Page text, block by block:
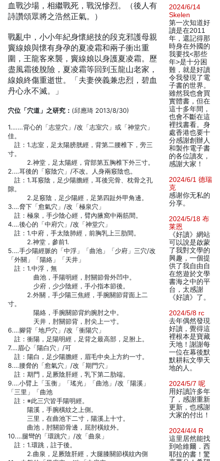
血戰沙場，相繼戰死，戰況慘烈。（後人有
詩讚頌眾將之浩然正氣。）
戰亂中，小小年紀身懷絕技的段克邪護母親
竇線娘與懷有身孕的夏凌霜和兩子衝出重
圍，王龍客來襲，竇線娘以身護夏凌霜。歷
盡風霜後脫險，夏凌霜等回到玉龍山老家，
線娘終傷重逝世。「夫妻俠義兼忠烈，碧血
丹心永不滅。」
穴位「穴道」之研究： (邱應琦 2013/8/30)
1.……背心的「志堂穴」/改「志室穴」或「神堂穴」
佳。
註：1.志室，足太陽膀胱經，背第二腰椎下，旁三
寸。
2.神堂，足太陽經，背部第五胸椎下外三寸。
2.…耳後的「竅陰穴」/不改。人身兩竅陰也。
註：1.耳竅陰，足少陽膽經，耳後完骨、枕骨之孔
隙。
2.足竅陰，足少陽經，足第四趾外甲角邊。
3.…脅下「愈氣穴」/改「極泉穴」
註：極泉，手少陰心經，臂內腋窩中兩筋間。
4.…後心的「中府穴」/改「神堂穴」
註：1.中府，手太陰肺經，前胸乳上三肋間。
2.神堂，參前1.
5.…手少陽經脈的「中浮」「曲池」「少府」三穴/改
「外關」「陽絡」「天井」
註：1.中浮，無
曲池，手陽明經，肘關節骨外凹中。
少府，少少陰經，手小指本節後。
2.外關，手少陽三焦經，手腕關節背面上二
寸。
陽絡，手腕關節背約腕肘之中。
天井，肘關節背，肘尖上一寸。
6.…腳背「地戶穴」/改「衝陽穴」
註：衝陽，足陽明經，足背之最高部，足胕上。
7.…眉心「陽白穴」/可
註：陽白，足少陽膽經，眉毛中央上方約一寸。
8.…腰脅的「愈氣穴」/改「期門穴」
註：期門，足厥陰肝經，乳下第二肋端。
9.…小臂上「玉衡」「瑤光」「曲池」/改「陽溪」
「三里」「曲池
註：※此三穴皆手陽明經。
陽溪，手腕橫紋之上側。
三里，在曲池下二寸，陽溪上十寸。
曲池，肘關節骨邊，屈肘橫紋外。
10.…腿彎的「環跳穴」/改「曲泉」
註：1.環跳，註于後。
2.曲泉，足厥陰肝經，大腿膝關節橫紋內側
2024/6/14
Skelen
第一次知道好
讀是在2011
年，還記得那
時身在外國的
我要找<那些
年>是十分困
難，就是好讀
令我發現了電
子書的世界。
雖然我也會買
實體書，但在
這十多年間，
也會不斷在這
裡找書看。身
處香港也要十
分感謝創辦人
和製作電子書
的各位讀友，
感謝大家！
2024/6/1 德瑞
克
感谢你无私的
分享。
2024/5/18 布
莱恩
《好讀》網站
可以說是啟蒙
了我對文學的
興趣，一個提
供了我自由自
在悠遊於文學
書海之中的平
台，太感謝
《好讀》了。
2024/5/8 rc
去年偶然發現
好讀，覺得這
裡根本是寶藏
天地！謝謝每
一位在幕後默
默耕耘文學天
地的人。
2024/5/7 呢
用好讀許多年
了，感謝重新
更新，也感謝
大家的付出！
2024/4/4 R
這里居然能找
到哈維爾．西
耶拉的書！驚